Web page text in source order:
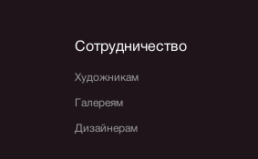
Сотрудничество
Художникам
Галереям
Дизайнерам